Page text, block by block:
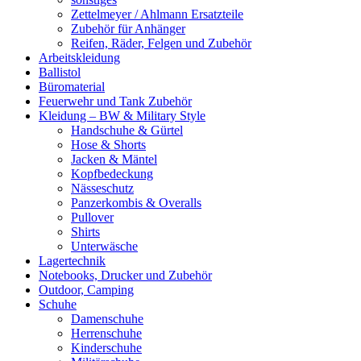
Zettelmeyer / Ahlmann Ersatzteile
Zubehör für Anhänger
Reifen, Räder, Felgen und Zubehör
Arbeitskleidung
Ballistol
Büromaterial
Feuerwehr und Tank Zubehör
Kleidung – BW & Military Style
Handschuhe & Gürtel
Hose & Shorts
Jacken & Mäntel
Kopfbedeckung
Nässeschutz
Panzerkombis & Overalls
Pullover
Shirts
Unterwäsche
Lagertechnik
Notebooks, Drucker und Zubehör
Outdoor, Camping
Schuhe
Damenschuhe
Herrenschuhe
Kinderschuhe